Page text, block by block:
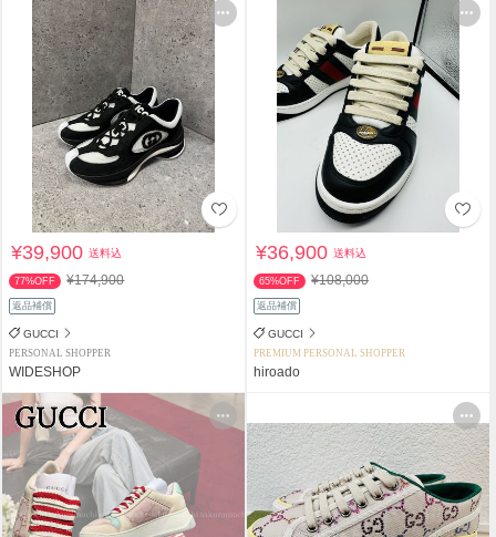
¥39,900送料込
77%OFF ¥174,900
返品補償
GUCCI
PERSONAL SHOPPER
WIDESHOP
¥36,900送料込
65%OFF ¥108,000
返品補償
GUCCI
PREMIUM PERSONAL SHOPPER
hiroado